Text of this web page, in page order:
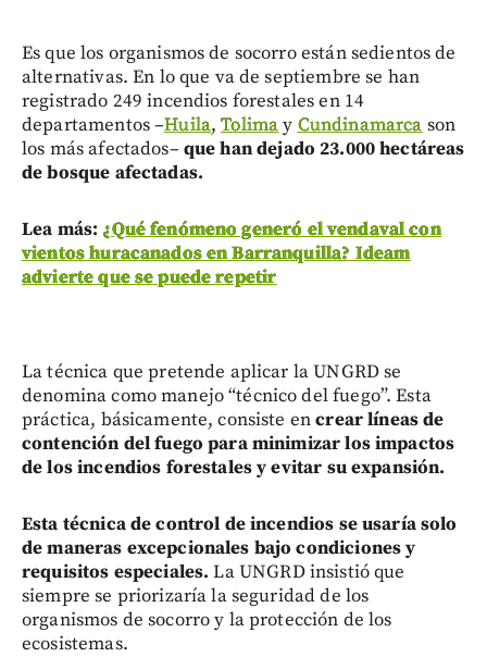
Es que los organismos de socorro están sedientos de
alternativas. En lo que va de septiembre se han
registrado 249 incendios forestales en 14
departamentos –Huila,Tolimay Cundinamarca son
los más afectados– que han dejado 23.000 hectáreas
de bosque afectadas.
Lea más: ¿Qué fenómeno generó el vendaval con
vientos huracanados en Barranquilla? Ideam
advierte que se puede repetir
La técnica que pretende aplicar la UNGRD se
denomina como manejo “técnico del fuego”. Esta
práctica, básicamente, consiste encrear líneas de
contención del fuego para minimizar los impactos
de los incendios forestales y evitar su expansión.
Esta técnica de control de incendios se usaría solo
de maneras excepcionales bajo condiciones y
requisitos especiales.La UNGRD insistió que
siempre se priorizaría la seguridad de los
organismos de socorro y la protección de los
ecosistemas.